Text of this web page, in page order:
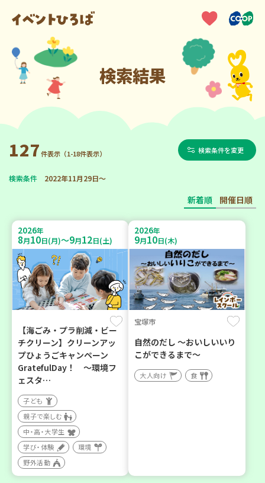
検索結果
127件表示（1-18件表示） 検索条件を変更
検索条件 2022年11月29日～
新着順 開催日順
2026年
8月10日(月)～9月12日(土)
【海ごみ・プラ削減・ビー
チクリーン】クリーンアッ
プひょうごキャンペーン
GratefulDay！ ～環境フ
ェスタ…
子ども
親子で楽しむ
中・高・大学生
学び・体験
環境
野外活動
2026年
9月10日(木)
宝塚市
自然のだし ～おいしいいり
こができるまで～
大人向け 食